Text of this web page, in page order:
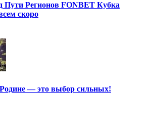
Пути Регионов FONBET Кубка
скоро
— это выбор сильных!